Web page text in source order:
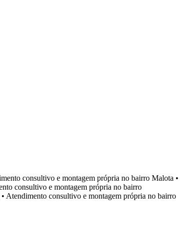
consultivo e montagem própria no bairro Malota •
consultivo e montagem própria no bairro
• Atendimento consultivo e montagem própria no bairro